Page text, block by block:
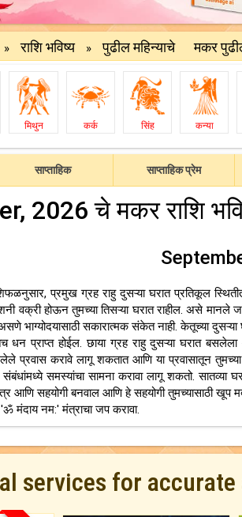
» राशि भविष्य » पुढील महिन्याचे मकर
मिथुन कर्क सिंह कन्या
साप्ताहिक साप्ताहिक प्रेम
2026 चे मकर राशि
प्रमुख ग्रह राहु दुसऱ्या घरात प्रतिकूल
वक्री होऊन तुमच्या तिसऱ्या घरात राहील. असे मानले
भाग्योदयासाठी सकारात्मक संकेत नाही. केतूच्या
धन प्राप्त होईल. छाया ग्रह राहु दुसऱ्या घरात
प्रवास करावे लागू शकतात आणि या प्रवासातून तुमच्या
समस्यांचा सामना करावा लागू शकतो.
आणि सहयोगी बनवाल आणि हे सहयोगी तुमच्यासाठी खूप
मंदाय नम:' मंत्राचा जप करावा.
services for